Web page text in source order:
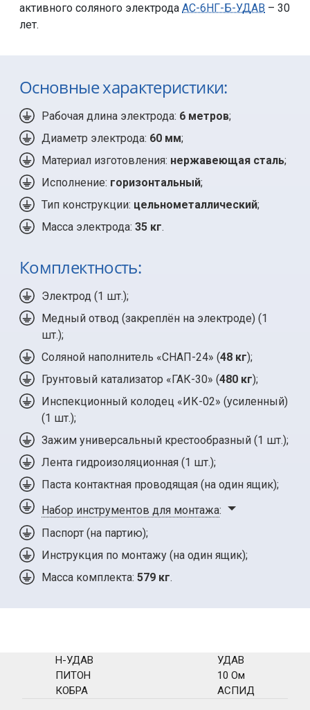
активного соляного электрода АС-6НГ-Б-УДАВ – 30
лет.
Основные характеристики:
Рабочая длина электрода: 6 метров;
Диаметр электрода: 60 мм;
Материал изготовления: нержавеющая сталь;
Исполнение: горизонтальный;
Тип конструкции: цельнометаллический;
Масса электрода: 35 кг.
Комплектность:
Электрод (1 шт.);
Медный отвод (закреплён на электроде) (1
шт.);
Соляной наполнитель «СНАП-24» (48 кг);
Грунтовый катализатор «ГАК-30» (480 кг);
Инспекционный колодец «ИК-02» (усиленный)
(1 шт.);
Зажим универсальный крестообразный (1 шт.);
Лента гидроизоляционная (1 шт.);
Паста контактная проводящая (на один ящик);
Набор инструментов для монтажа:
Паспорт (на партию);
Инструкция по монтажу (на один ящик);
Масса комплекта: 579 кг.
Н-УДАВ
ПИТОН
КОБРА
УДАВ
10 Ом
АСПИД